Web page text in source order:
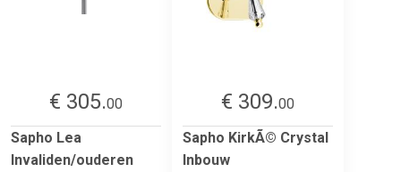
€ 305.00
Sapho Lea
Invaliden/ouderen
€ 309.00
Sapho KirkÃ© Crystal
Inbouw